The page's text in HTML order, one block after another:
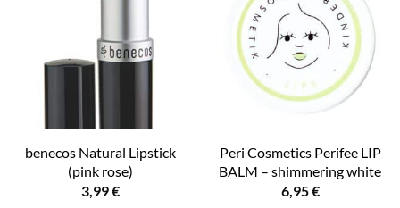
benecos Natural Lipstick
(pink rose)
3,99€
Peri Cosmetics Perifee LIP
BALM – shimmering white
6,95€